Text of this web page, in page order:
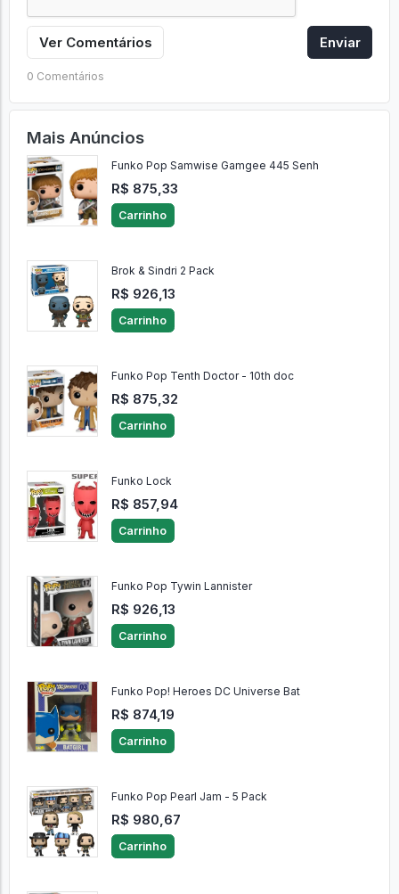
Ver Comentários Enviar
0 Comentários
Mais Anúncios
Funko Pop Samwise Gamgee 445 Senh
R$ 875,33
Carrinho
Brok & Sindri 2 Pack
R$ 926,13
Carrinho
Funko Pop Tenth Doctor - 10th doc
R$ 875,32
Carrinho
Funko Lock
R$ 857,94
Carrinho
Funko Pop Tywin Lannister
R$ 926,13
Carrinho
Funko Pop! Heroes DC Universe Bat
R$ 874,19
Carrinho
Funko Pop Pearl Jam - 5 Pack
R$ 980,67
Carrinho